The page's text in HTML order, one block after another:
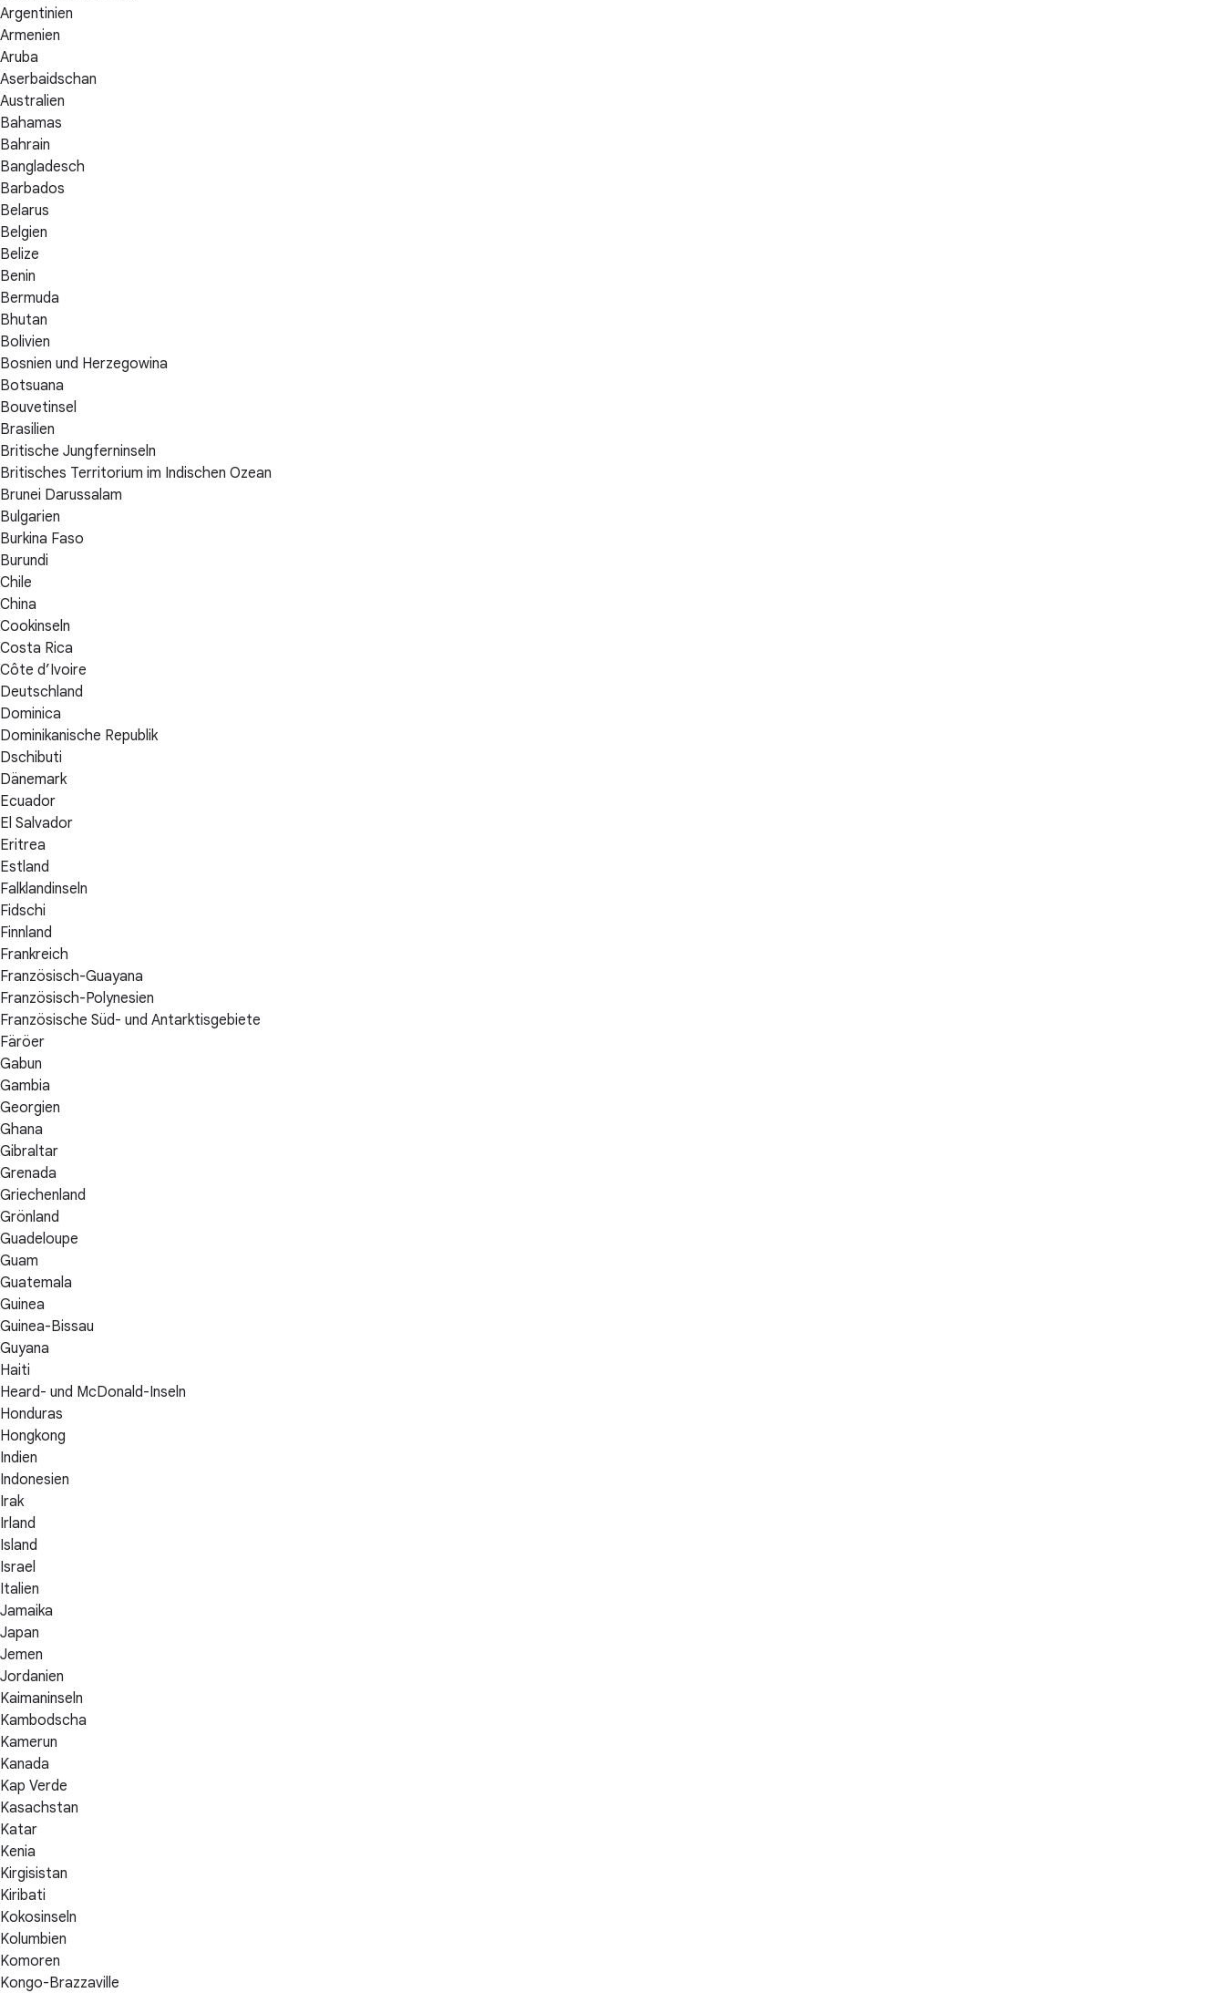
Argentinien
Armenien
Aruba
Aserbaidschan
Australien
Bahamas
Bahrain
Bangladesch
Barbados
Belarus
Belgien
Belize
Benin
Bermuda
Bhutan
Bolivien
Bosnien und Herzegowina
Botsuana
Bouvetinsel
Brasilien
Britische Jungferninseln
Britisches Territorium im Indischen Ozean
Brunei Darussalam
Bulgarien
Burkina Faso
Burundi
Chile
China
Cookinseln
Costa Rica
Côte d’Ivoire
Deutschland
Dominica
Dominikanische Republik
Dschibuti
Dänemark
Ecuador
El Salvador
Eritrea
Estland
Falklandinseln
Fidschi
Finnland
Frankreich
Französisch-Guayana
Französisch-Polynesien
Französische Süd- und Antarktisgebiete
Färöer
Gabun
Gambia
Georgien
Ghana
Gibraltar
Grenada
Griechenland
Grönland
Guadeloupe
Guam
Guatemala
Guinea
Guinea-Bissau
Guyana
Haiti
Heard- und McDonald-Inseln
Honduras
Hongkong
Indien
Indonesien
Irak
Irland
Island
Israel
Italien
Jamaika
Japan
Jemen
Jordanien
Kaimaninseln
Kambodscha
Kamerun
Kanada
Kap Verde
Kasachstan
Katar
Kenia
Kirgisistan
Kiribati
Kokosinseln
Kolumbien
Komoren
Kongo-Brazzaville